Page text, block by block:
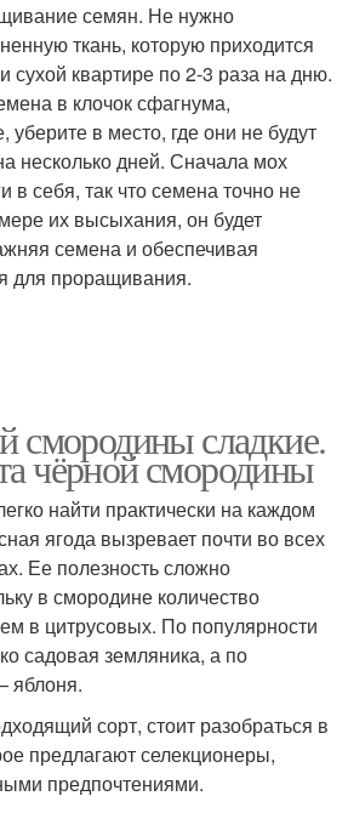
семян. Не нужно
ткань, которую приходится
сухой квартире по 2-3 раза на дню.
в клочок сфагнума,
уберите в место, где они не будут
несколько дней. Сначала мох
в себя, так что семена точно не
их высыхания, он будет
семена и обеспечивая
для проращивания.
смородины сладкие.
чёрной смородины
найти практически на каждом
ягода вызревает почти во всех
Ее полезность сложно
в смородине количество
в цитрусовых. По популярности
садовая земляника, а по
яблоня.
сорт, стоит разобраться в
предлагают селекционеры,
предпочтениями.